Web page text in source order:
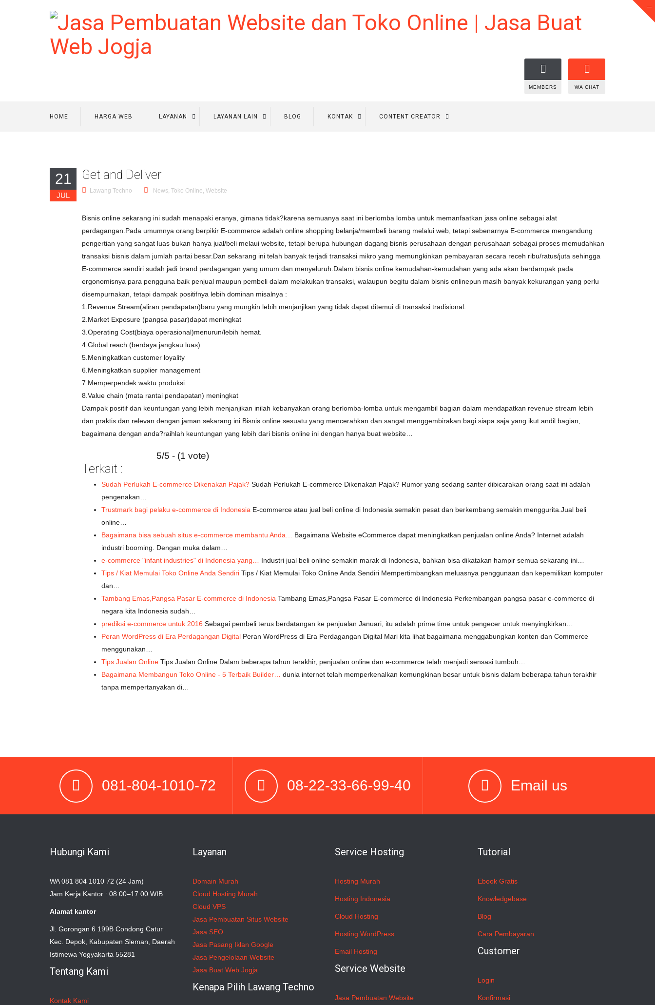
MEMBERS WA CHAT
HOME HARGA WEB LAYANAN LAYANAN LAIN BLOG KONTAK CONTENT CREATOR
21
JUL
Get and Deliver
Lawang Techno News, Toko Online, Website
Bisnis online sekarang ini sudah menapaki eranya, gimana tidak?karena semuanya saat ini berlomba lomba untuk memanfaatkan jasa online sebagai alat
perdagangan.Pada umumnya orang berpikir E-commerce adalah online shopping belanja/membeli barang melalui web, tetapi sebenarnya E-commerce mengandung
pengertian yang sangat luas bukan hanya jual/beli melaui website, tetapi berupa hubungan dagang bisnis perusahaan dengan perusahaan sebagai proses memudahkan
transaksi bisnis dalam jumlah partai besar.Dan sekarang ini telah banyak terjadi transaksi mikro yang memungkinkan pembayaran secara receh ribu/ratus/juta sehingga
E-commerce sendiri sudah jadi brand perdagangan yang umum dan menyeluruh.Dalam bisnis online kemudahan-kemudahan yang ada akan berdampak pada
ergonomisnya para pengguna baik penjual maupun pembeli dalam melakukan transaksi, walaupun begitu dalam bisnis onlinepun masih banyak kekurangan yang perlu
disempurnakan, tetapi dampak positifnya lebih dominan misalnya :
1.Revenue Stream(aliran pendapatan)baru yang mungkin lebih menjanjikan yang tidak dapat ditemui di transaksi tradisional.
2.Market Exposure (pangsa pasar)dapat meningkat
3.Operating Cost(biaya operasional)menurun/lebih hemat.
4.Global reach (berdaya jangkau luas)
5.Meningkatkan customer loyality
6.Meningkatkan supplier management
7.Memperpendek waktu produksi
8.Value chain (mata rantai pendapatan) meningkat
Dampak positif dan keuntungan yang lebih menjanjikan inilah kebanyakan orang berlomba-lomba untuk mengambil bagian dalam mendapatkan revenue stream lebih
dan praktis dan relevan dengan jaman sekarang ini.Bisnis online sesuatu yang mencerahkan dan sangat menggembirakan bagi siapa saja yang ikut andil bagian,
bagaimana dengan anda?raihlah keuntungan yang lebih dari bisnis online ini dengan hanya buat website…
5/5 - (1 vote)
Terkait :
Sudah Perlukah E-commerce Dikenakan Pajak? Sudah Perlukah E-commerce Dikenakan Pajak? Rumor yang sedang santer dibicarakan orang saat ini adalah
pengenakan…
Trustmark bagi pelaku e-commerce di Indonesia E-commerce atau jual beli online di Indonesia semakin pesat dan berkembang semakin menggurita.Jual beli
online…
Bagaimana bisa sebuah situs e-commerce membantu Anda…
Bagaimana Website eCommerce dapat meningkatkan penjualan online Anda? Internet adalah
industri booming. Dengan muka dalam…
e-commerce "infant industries" di Indonesia yang…
Industri jual beli online semakin marak di Indonesia, bahkan bisa dikatakan hampir semua sekarang ini…
Tips / Kiat Memulai Toko Online Anda Sendiri Tips / Kiat Memulai Toko Online Anda Sendiri Mempertimbangkan meluasnya penggunaan dan kepemilikan komputer
dan…
Tambang Emas,Pangsa Pasar E-commerce di Indonesia Tambang Emas,Pangsa Pasar E-commerce di Indonesia Perkembangan pangsa pasar e-commerce di
negara kita Indonesia sudah…
prediksi e-commerce untuk 2016 Sebagai pembeli terus berdatangan ke penjualan Januari, itu adalah prime time untuk pengecer untuk menyingkirkan…
Peran WordPress di Era Perdagangan Digital Peran WordPress di Era Perdagangan Digital Mari kita lihat bagaimana menggabungkan konten dan Commerce
menggunakan…
Tips Jualan Online Tips Jualan Online Dalam beberapa tahun terakhir, penjualan online dan e-commerce telah menjadi sensasi tumbuh…
Bagaimana Membangun Toko Online - 5 Terbaik Builder…
dunia internet telah memperkenalkan kemungkinan besar untuk bisnis dalam beberapa tahun terakhir
tanpa mempertanyakan di…
081-804-1010-72 08-22-33-66-99-40 Email us
Hubungi Kami
WA 081 804 1010 72 (24 Jam)
Jam Kerja Kantor : 08.00–17.00 WIB
Alamat kantor
Jl. Gorongan 6 199B Condong Catur
Kec. Depok, Kabupaten Sleman, Daerah
Istimewa Yogyakarta 55281
Tentang Kami
Kontak Kami
Layanan
Domain Murah
Cloud Hosting Murah
Cloud VPS
Jasa Pembuatan Situs Website
Jasa SEO
Jasa Pasang Iklan Google
Jasa Pengelolaan Website
Jasa Buat Web Jogja
Kenapa Pilih Lawang Techno
Service Hosting
Hosting Murah
Hosting Indonesia
Cloud Hosting
Hosting WordPress
Email Hosting
Service Website
Jasa Pembuatan Website
Tutorial
Ebook Gratis
Knowledgebase
Blog
Cara Pembayaran
Customer
Login
Konfirmasi